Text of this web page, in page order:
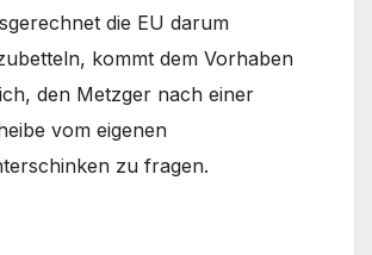
die EU darum
kommt dem Vorhaben
den Metzger nach einer
vom eigenen
zu fragen.